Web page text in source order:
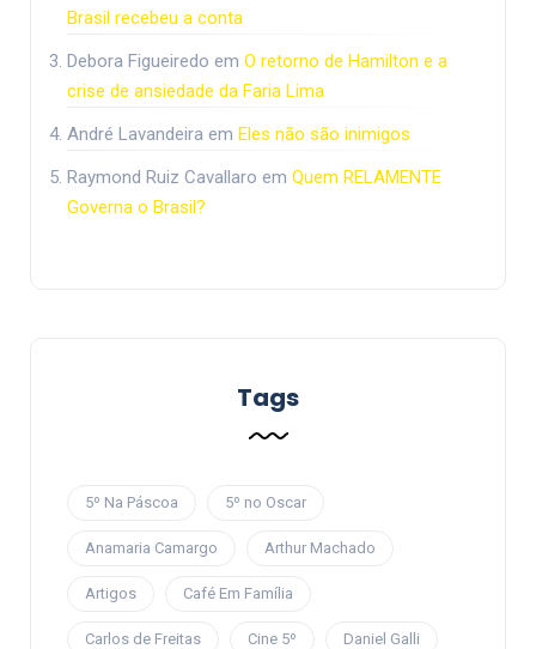
Brasil recebeu a conta
Debora Figueiredo em O retorno de Hamilton e a
crise de ansiedade da Faria Lima
André Lavandeira em Eles não são inimigos
Raymond Ruiz Cavallaro em Quem RELAMENTE
Governa o Brasil?
Tags
5º Na Páscoa 5º no Oscar
Anamaria Camargo Arthur Machado
Artigos Café Em Família
Carlos de Freitas Cine 5º Daniel Galli